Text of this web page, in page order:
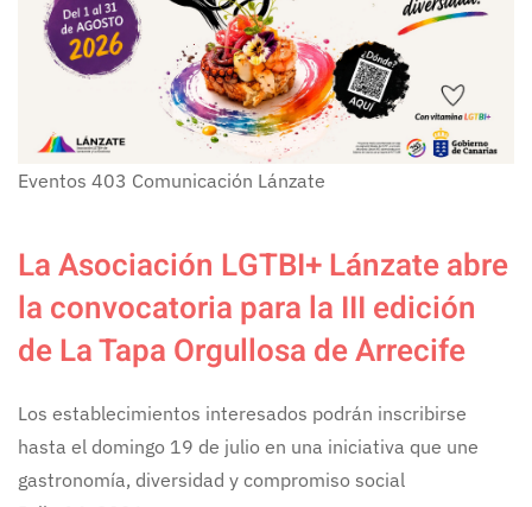
Eventos 403 Comunicación Lánzate
La Asociación LGTBI+ Lánzate abre
la convocatoria para la III edición
de La Tapa Orgullosa de Arrecife
Los establecimientos interesados podrán inscribirse
hasta el domingo 19 de julio en una iniciativa que une
gastronomía, diversidad y compromiso social